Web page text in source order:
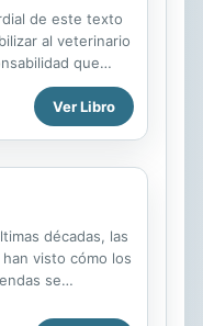
de este texto
al veterinario
que
animal en su
Ver Libro
décadas, las
visto cómo los
se